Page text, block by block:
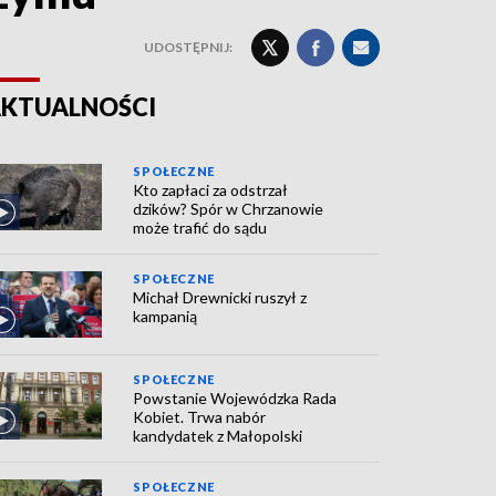
UDOSTĘPNIJ:
SPOŁECZNE
Kto zapłaci za odstrzał
dzików? Spór w Chrzanowie
może trafić do sądu
SPOŁECZNE
Michał Drewnicki ruszył z
kampanią
SPOŁECZNE
Powstanie Wojewódzka Rada
Kobiet. Trwa nabór
kandydatek z Małopolski
SPOŁECZNE